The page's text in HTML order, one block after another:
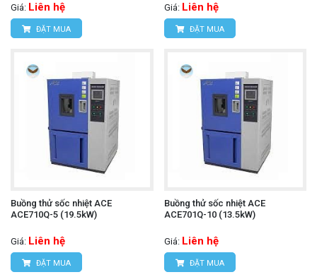
Giá: Liên hệ
ĐẶT MUA
Giá: Liên hệ
ĐẶT MUA
Buồng thử sốc nhiệt ACE
ACE710Q-5 (19.5kW)
Giá: Liên hệ
ĐẶT MUA
Buồng thử sốc nhiệt ACE
ACE701Q-10 (13.5kW)
Giá: Liên hệ
ĐẶT MUA